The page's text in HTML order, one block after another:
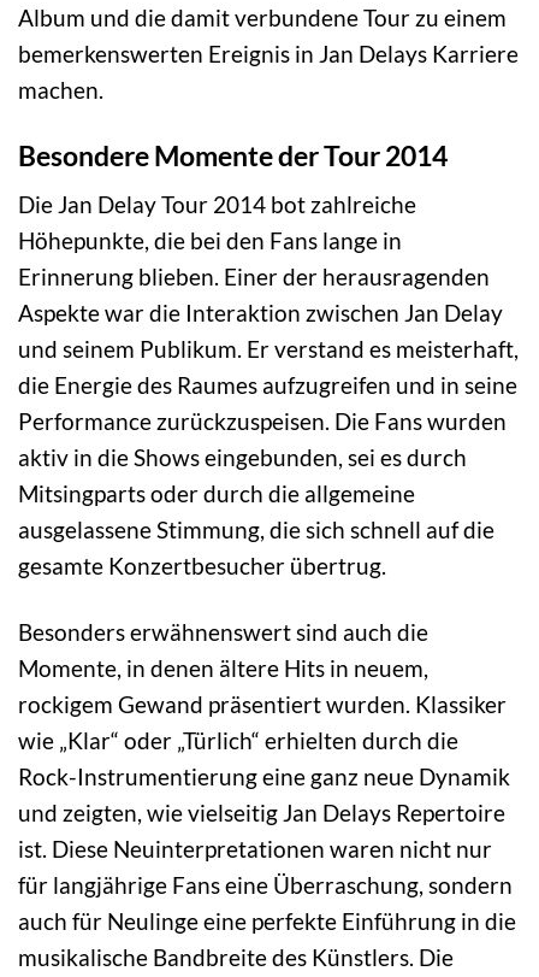
Album und die damit verbundene Tour zu einem
bemerkenswerten Ereignis in Jan Delays Karriere
machen.
Besondere Momente der Tour 2014
Die Jan Delay Tour 2014 bot zahlreiche
Höhepunkte, die bei den Fans lange in
Erinnerung blieben. Einer der herausragenden
Aspekte war die Interaktion zwischen Jan Delay
und seinem Publikum. Er verstand es meisterhaft,
die Energie des Raumes aufzugreifen und in seine
Performance zurückzuspeisen. Die Fans wurden
aktiv in die Shows eingebunden, sei es durch
Mitsingparts oder durch die allgemeine
ausgelassene Stimmung, die sich schnell auf die
gesamte Konzertbesucher übertrug.
Besonders erwähnenswert sind auch die
Momente, in denen ältere Hits in neuem,
rockigem Gewand präsentiert wurden. Klassiker
wie „Klar“ oder „Türlich“ erhielten durch die
Rock-Instrumentierung eine ganz neue Dynamik
und zeigten, wie vielseitig Jan Delays Repertoire
ist. Diese Neuinterpretationen waren nicht nur
für langjährige Fans eine Überraschung, sondern
auch für Neulinge eine perfekte Einführung in die
musikalische Bandbreite des Künstlers. Die